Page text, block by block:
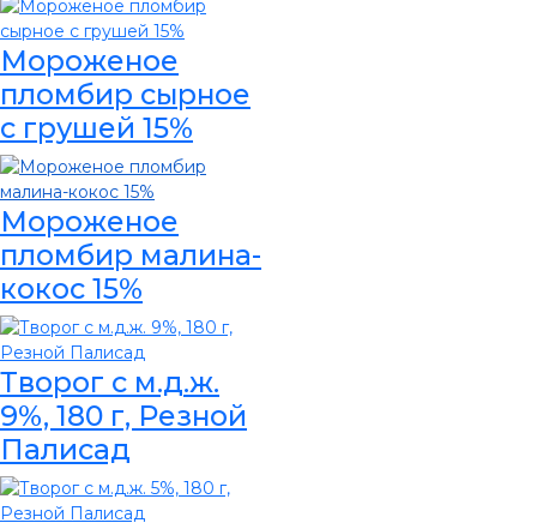
Мороженое
пломбир сырное
с грушей 15%
Мороженое
пломбир малина-
кокос 15%
Творог с м.д.ж.
9%, 180 г, Резной
Палисад